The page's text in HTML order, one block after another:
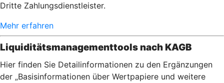
Dritte Zahlungsdienstleister.
Mehr erfahren
Liquiditätsmanagementtools nach KAGB
Hier finden Sie Detailinformationen zu den Ergänzungen
der „Basisinformationen über Wertpapiere und weitere